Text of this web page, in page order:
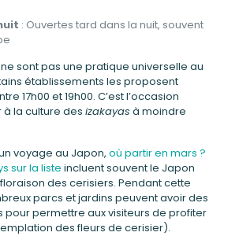
: Ouvertes tard dans la nuit, souvent
ne sont pas une pratique universelle au
établissements les proposent
17h00 et 19h00. C’est l’occasion
la culture des izakayas à moindre
voyage au Japon, où partir en mars ?
sur la liste incluent souvent le Japon
des cerisiers. Pendant cette
parcs et jardins peuvent avoir des
pour permettre aux visiteurs de profiter
des fleurs de cerisier).